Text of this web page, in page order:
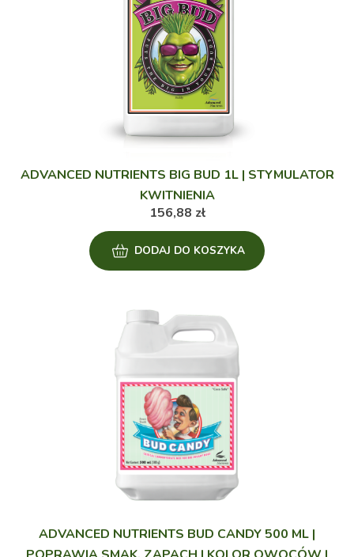
ADVANCED NUTRIENTS BIG BUD 1L | STYMULATOR
KWITNIENIA
156,88 zł
DODAJ DO KOSZYKA
ADVANCED NUTRIENTS BUD CANDY 500 ML |